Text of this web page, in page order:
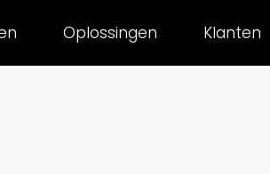
Oplossingen Klanten